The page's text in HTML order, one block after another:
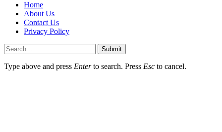
Home
About Us
Contact Us
Privacy Policy
Submit
Type above and press Enterto search. Press Esc to cancel.